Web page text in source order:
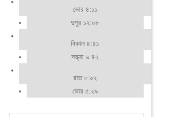
ভোর ৪:১১
দুপুর ১২:০৮
বিকাল ৪:৪১
সন্ধ্যা ৬:৪২
রাত ৮:০২
ভোর ৫:২৯